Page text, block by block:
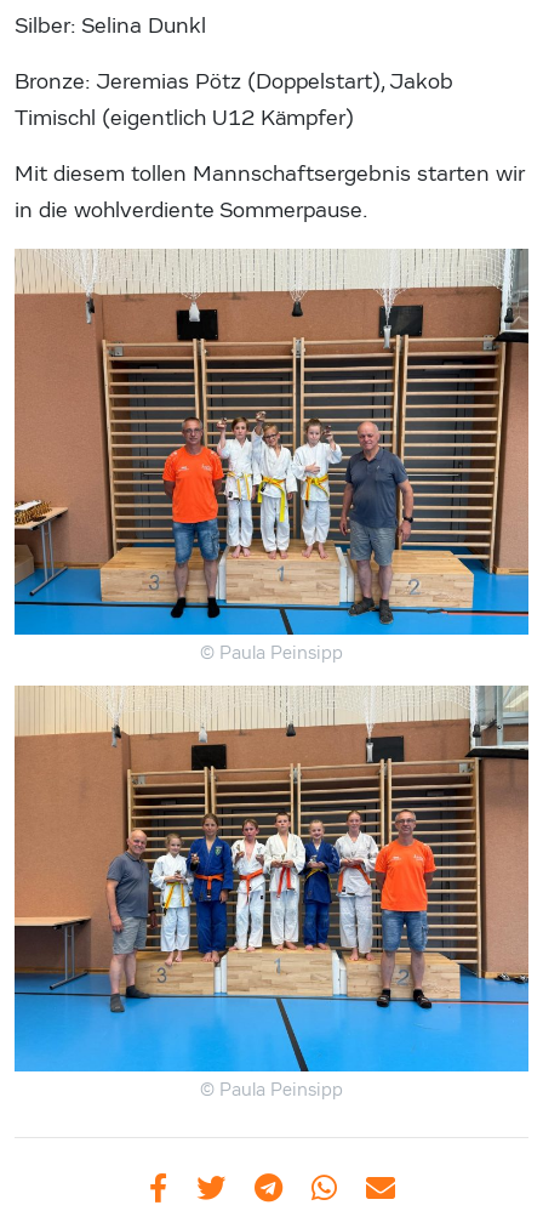
Silber: Selina Dunkl
Bronze: Jeremias Pötz (Doppelstart), Jakob
Timischl (eigentlich U12 Kämpfer)
Mit diesem tollen Mannschaftsergebnis starten wir
in die wohlverdiente Sommerpause.
© Paula Peinsipp
© Paula Peinsipp